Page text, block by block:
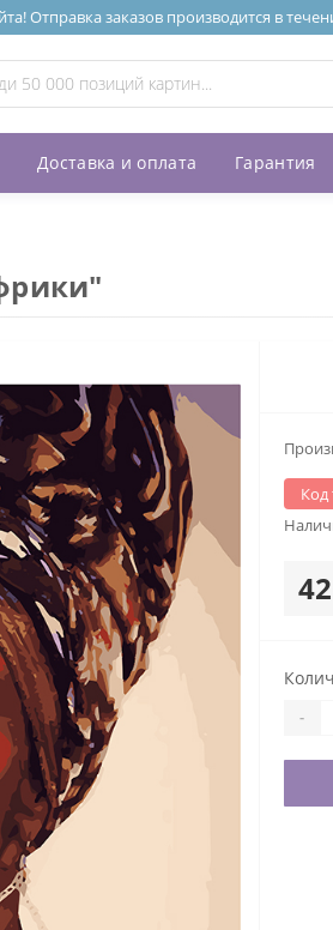
Отправка заказов производится в
Доставка и оплата Гарантия
Код
-